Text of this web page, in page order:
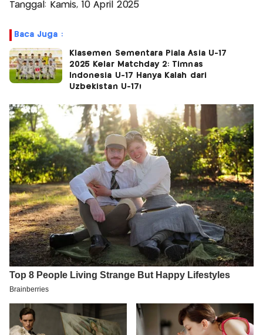
Tanggal: Kamis, 10 April 2025
Baca Juga :
Klasemen Sementara Piala Asia U-17
2025 Kelar Matchday 2: Timnas
Indonesia U-17 Hanya Kalah dari
Uzbekistan U-17!